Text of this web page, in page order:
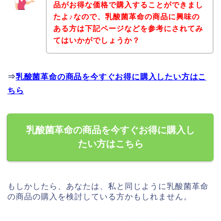
品がお得な価格で購入することができまし
たよ♪なので、乳酸菌革命の商品に興味の
ある方は下記ページなどを参考にされてみ
てはいかがでしょうか？
⇒乳酸菌革命の商品を今すぐお得に購入したい方はこ
ちら
乳酸菌革命の商品を今すぐお得に購入し
たい方はこちら
もしかしたら、あなたは、私と同じように乳酸菌革命
の商品の購入を検討している方かもしれません。